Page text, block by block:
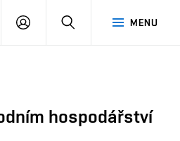
MENU
PŘIHLÁSIT
hospodářství